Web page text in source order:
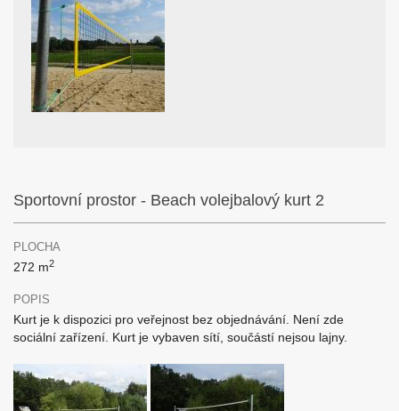
Sportovní prostor - Beach volejbalový kurt 2
PLOCHA
272 m2
POPIS
Kurt je k dispozici pro veřejnost bez objednávání. Není zde
sociální zařízení. Kurt je vybaven sítí, součástí nejsou lajny.